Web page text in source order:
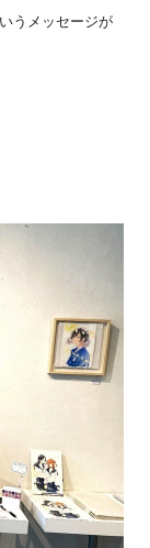
うメッセージが